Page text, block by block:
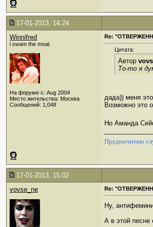
17-01-2013, 14:24
Winnifred
i swam the moat
На форуме с: Aug 2004
Место жительства: Москва
Сообщений: 1,048
Re:
Цитата:
Автор
То-то я
дада)) меня
Возможно это
Но Аманда
Предпочитаю
17-01-2013, 15:02
vovse_ne
Re:
Ну,
А в этой песне